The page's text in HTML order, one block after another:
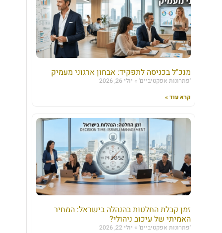
מנכ"ל בכניסה לתפקיד: אבחון ארגוני מעמיק
'פתרונות אפקטיביים'
יולי 26, 2026
קרא עוד »
זמן קבלת החלטות בהנהלה בישראל: המחיר
האמיתי של עיכוב ניהולי?
'פתרונות אפקטיביים'
יולי 22, 2026